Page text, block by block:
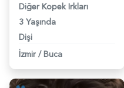
Diğer Kopek Irkları
3 Yaşında
Dişi
İzmir / Buca